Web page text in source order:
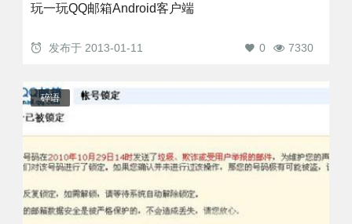
玩一玩QQ邮箱Android客户端
发布于 2013-01-11 7330
0
碎语